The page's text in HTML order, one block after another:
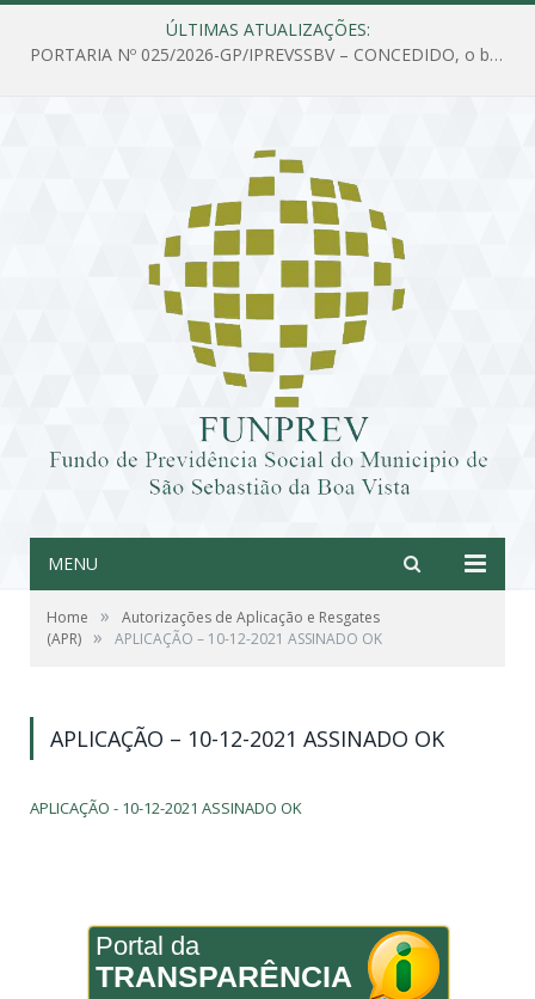
ÚLTIMAS ATUALIZAÇÕES:
PORTARIA Nº 025/2026-GP/IPREVSSBV – CONCEDIDO, o benefício de PENSÃO a MARIA ESTELA DOS SANTOS SOUZA
MENU
Home »
Autorizações de Aplicação e Resgates
(APR) » APLICAÇÃO – 10-12-2021 ASSINADO OK
APLICAÇÃO – 10-12-2021 ASSINADO OK
APLICAÇÃO - 10-12-2021 ASSINADO OK
Portal da
TRANSPARÊNCIA